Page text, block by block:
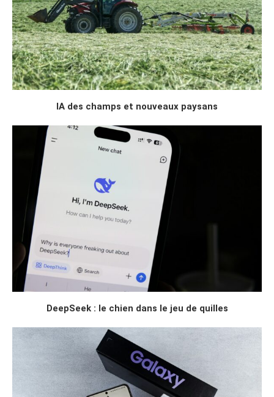
IA des champs et nouveaux paysans
DeepSeek : le chien dans le jeu de quilles